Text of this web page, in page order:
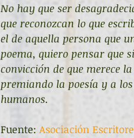
No hay que ser
que reconozcan lo que
el de aquella persona que
poema, quiero pensar que
convicción de que merece
premiando la poesía y a
humanos.
Fuente: Asociación